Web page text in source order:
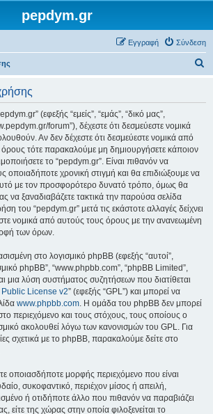
pepdym.gr
Σύνδεση
Εγγραφή
(εφεξής “εμείς”, “εμάς”, “δικό μας”,
forum”), δέχεστε ότι δεσμεύεστε νομικά
Αν δεν δέχεστε ότι δεσμεύεστε νομικά από
τότε παρακαλούμε μη δημιουργήσετε κάποιον
το “pepdym.gr”. Είναι πιθανόν να
οποιαδήποτε χρονική στιγμή και θα επιδιώξουμε να
με τον προσφορότερο δυνατό τρόπο, όμως θα
να ξαναδιαβάζετε τακτικά την παρούσα σελίδα
του “pepdym.gr” μετά τις εκάστοτε αλλαγές δείχνει
νομικά από αυτούς τους όρους με την ανανεωμένη
των όρων.
στο λογισμικό phpBB (εφεξής “αυτοί”,
phpBB”, “www.phpbb.com”, “phpBB Limited”,
μια λύση συστήματος συζητήσεων που διατίθεται
License v2” (εφεξής “GPL”) και μπορεί να
www.phpbb.com. Η ομάδα του phpBB δεν μπορεί
περιεχόμενο και τους στόχους, τους οποίους ο
ακολουθεί λόγω των κανονισμών του GPL. Για
σχετικά με το phpBB, παρακαλούμε δείτε στο
οποιασδήποτε μορφής περιεχόμενο που είναι
συκοφαντικό, περιέχον μίσος ή απειλή,
ή οτιδήποτε άλλο που πιθανόν να παραβιάζει
είτε της χώρας στην οποία φιλοξενείται το